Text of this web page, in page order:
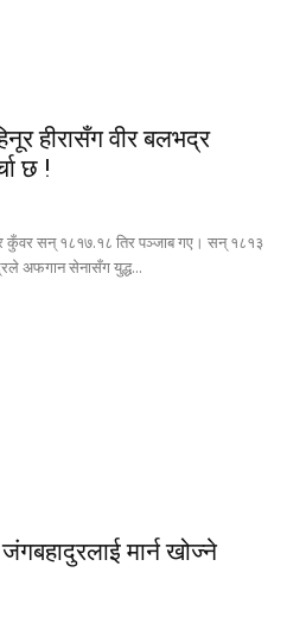
हीरासँग वीर बलभद्र
छ !
कुँवर सन् १८१७.१८ तिर पञ्जाब गए। सन् १८१३
अफगान सेनासँग युद्ध...
मार्न खोज्ने